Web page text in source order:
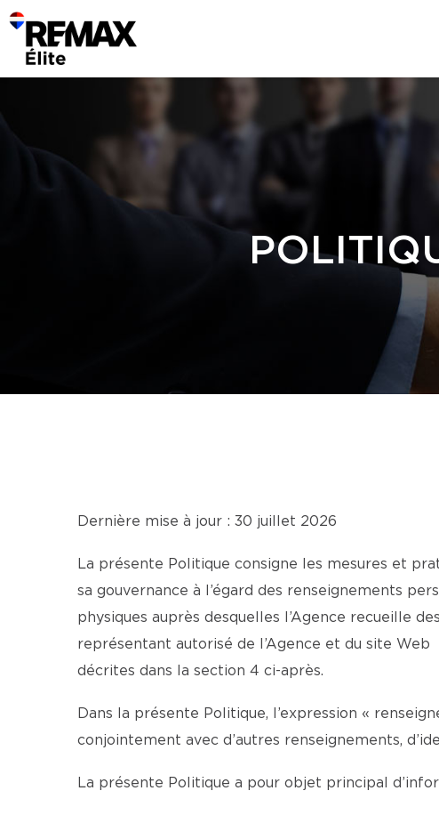
Dernière mise à jour : 30 juillet 2026
La présente Politique consigne les mesures et
sa gouvernance à l’égard des renseignements
physiques auprès desquelles l’Agence recueille
représentant autorisé de l’Agence et du site Web
décrites dans la section 4 ci-après.
Dans la présente Politique, l’expression «
conjointement avec d’autres renseignements,
La présente Politique a pour objet principal